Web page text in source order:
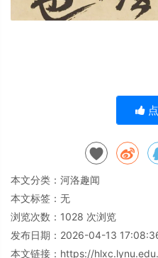
本文分类： 河洛趣闻
本文标签：无
浏览次数： 1028 次浏览
发布日期：2026-04-13
本文链接： https://